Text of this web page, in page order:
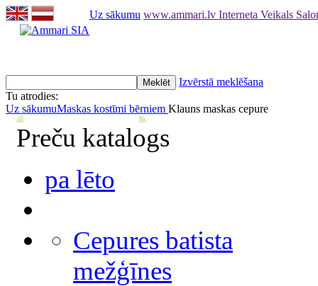
Uz sākumu www.ammari.lv Interneta Veikals
Izvērstā meklēšana
Tu atrodies:
Uz sākumuMaskas kostīmi bērniem Klauns maskas cepure
Preču katalogs
pa lēto
Cepures batista
mežģīnes